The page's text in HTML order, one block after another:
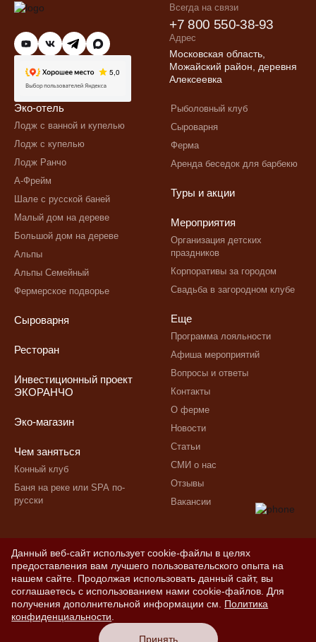
Всегда на связи
+7 800 550-38-93
Адрес
Московская область,
Можайский район, деревня
Алексеевка
info@ecorancho.ru
Эко-отель
Лодж с ванной и купелью
Лодж с купелью
Лодж Ранчо
А-Фрейм
Шале с русской баней
Малый дом на дереве
Большой дом на дереве
Альпы
Альпы Семейный
Фермерское подворье
Сыроварня
Ресторан
Инвестиционный проект
ЭКОРАНЧО
Эко-магазин
Чем заняться
Конный клуб
Баня на реке или SPA по-
русски
Рыболовный клуб
Сыроварня
Ферма
Аренда беседок для барбекю
Туры и акции
Мероприятия
Организация детских
праздников
Корпоративы за городом
Свадьба в загородном клубе
Еще
Программа лояльности
Афиша мероприятий
Вопросы и ответы
Контакты
О ферме
Новости
Статьи
СМИ о нас
Отзывы
Вакансии
© 2026,Copyright Экоранчо
Правила проживания
Договор оферты
Политика конфиденциальности
Информация на сайте не
является публичной офертой
Сделано с
Данный веб-сайт использует cookie-файлы в целях
предоставления вам лучшего пользовательского опыта на
нашем сайте. Продолжая использовать данный сайт, вы
соглашаетесь с использованием нами cookie-файлов. Для
получения дополнительной информации см. Политика
конфиденциальности
Принять